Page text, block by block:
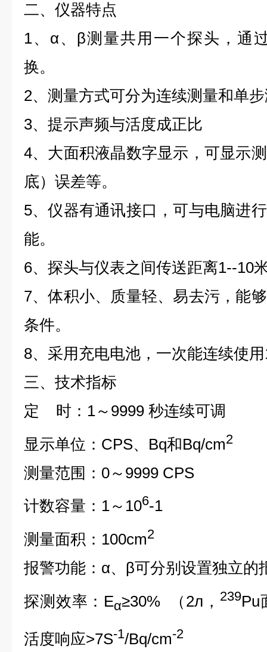
二、仪器特点
1、α、β测量共用一个探头，通
换。
2、测量方式可分为连续测量和单
3、提示声频与活度成正比
4、大面积液晶数字显示，可显示
底）误差等。
5、仪器有通讯接口，可与电脑进
能。
6、探头与仪表之间传送距离1--10
7、体积小、质量轻、易去污，能
条件。
8、采用充电电池，一次能连续使
三、技术指标
定 时：1～9999 秒连续可调
显示单位：CPS、Bq和Bq/cm2
测量范围：0～9999 CPS
计数容量：1～106-1
测量面积：100cm2
报警功能：α、β可分别设置独立的
探测效率：Eα≥30% （2л， 239
活度响应>7S-1/Bq/cm-2